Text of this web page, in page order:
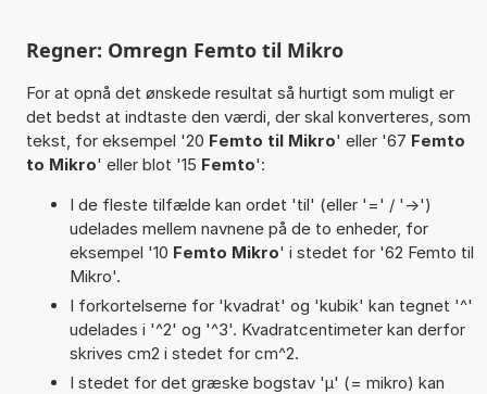
Regner: Omregn Femto til Mikro
For at opnå det ønskede resultat så hurtigt som muligt er
det bedst at indtaste den værdi, der skal konverteres, som
tekst, for eksempel '20 Femto til Mikro' eller '67 Femto
to Mikro' eller blot '15 Femto':
I de fleste tilfælde kan ordet 'til' (eller '=' / '->')
udelades mellem navnene på de to enheder, for
eksempel '10 Femto Mikro' i stedet for '62 Femto til
Mikro'.
I forkortelserne for 'kvadrat' og 'kubik' kan tegnet '^'
udelades i '^2' og '^3'. Kvadratcentimeter kan derfor
skrives cm2 i stedet for cm^2.
I stedet for det græske bogstav 'µ' (= mikro) kan